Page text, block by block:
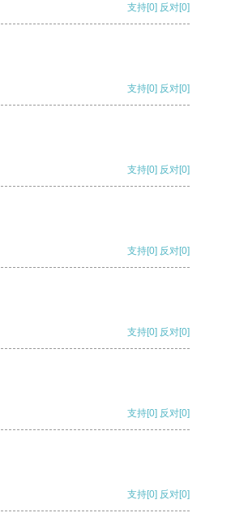
支持[0] 反对[0]
支持[0] 反对[0]
支持[0] 反对[0]
支持[0] 反对[0]
支持[0] 反对[0]
支持[0] 反对[0]
支持[0] 反对[0]